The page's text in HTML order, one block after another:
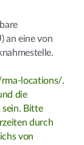
an eine von
locations/.
die
sein. Bitte
durch
von